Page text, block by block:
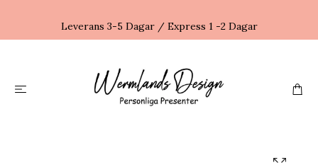
Leverans 3-5 Dagar / Express 1 -2 Dagar